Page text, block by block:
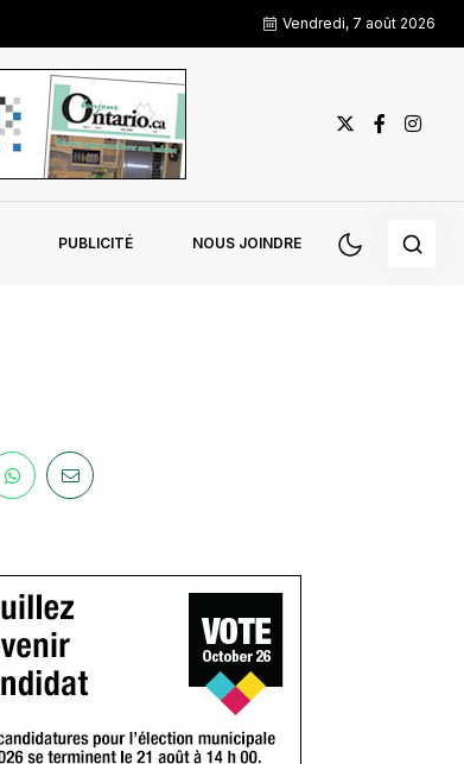
Vendredi, 7 août 2026
PUBLICITÉ NOUS JOINDRE